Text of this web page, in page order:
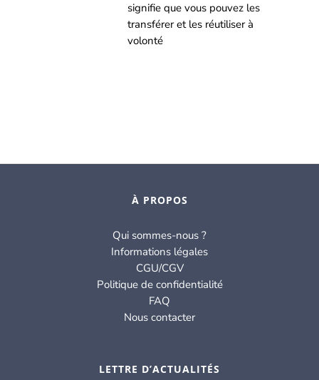
signifie que vous pouvez les
transférer et les réutiliser à
volonté
À PROPOS
Qui sommes-nous ?
Informations légales
CGU/CGV
Politique de confidentialité
FAQ
Nous contacter
LETTRE D’ACTUALITÉS